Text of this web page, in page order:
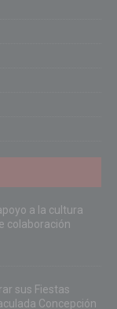
a la cultura
colaboración
sus Fiestas
Concepción